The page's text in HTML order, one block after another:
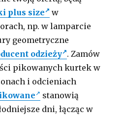
plus size
w
np. w lamparcie
geometryczne
odzieży . Zamów
pikowanych kurtek w
i odcieniach
stanowią
dni, łącząc w